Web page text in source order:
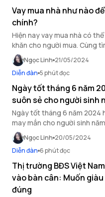
Vay mua nhà như nào
chính?
Hiện nay vay mua nhà có
khăn cho người mua. Cùng
tránh những rủi ro tài chính.
Ngọc Linh 21/05/2024
Diễn đàn 5 phút đọc
Ngày tốt tháng 6 năm
suôn sẻ cho người sinh
Ngày tốt tháng 6 năm 2024
may mắn cho người sinh
các kế hoạch thật suôn sẻ
Ngọc Linh 20/05/2024
Diễn đàn 6 phút đọc
Thị trường BĐS Việt
vào bàn cân: Muốn
đúng